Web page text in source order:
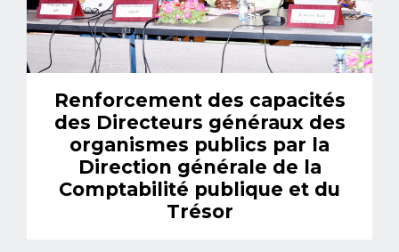
Renforcement des capacités
des Directeurs généraux des
organismes publics par la
Direction générale de la
Comptabilité publique et du
Trésor